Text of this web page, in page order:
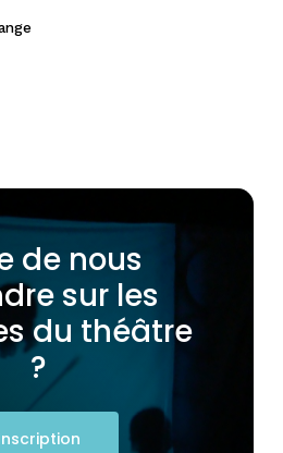
de nous
sur les
du théâtre
?